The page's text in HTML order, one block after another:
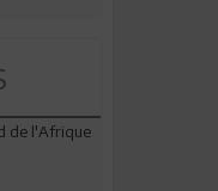
de l'Afrique